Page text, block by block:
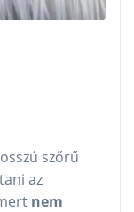
szőrű
az
nem